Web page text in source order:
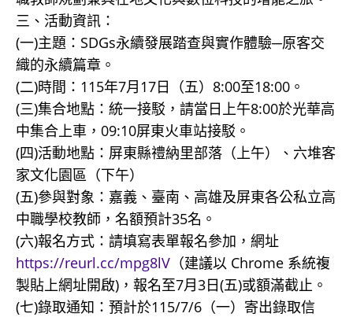
三、活動資訊：
(一)主題：SDGs永續發展踏查與實作體驗─原客交
織的永續篇章。
(二)時間：115年7月17日（五）8:00至18:00。
(三)集合地點：統一接駁，請當日上午8:00於光華高
中集合上車，09:10屏東火車站接駁。
(四)活動地點：屏東縣禮納里部落（上午）、六堆客
家文化園區（下午）
(五)參與對象：嘉義、臺南、高雄及屏東各公私立高
中職學校教師，名額預計35名。
(六)報名方式：請填寫表單報名參加，網址
https://reurl.cc/mpg8lV （建議以 Chrome 系統複
製貼上網址開啟)，報名至7月3日(五)或額滿截止。
(七)錄取通知：預計於115/7/6（一）寄出錄取信